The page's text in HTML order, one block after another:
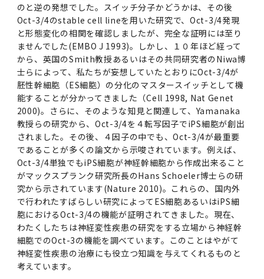
役員会
経営協議会
教育研究評議会
学長選考・監察会議
キャンパスライフ編
留学制度編
多職種連携教育編
学長×医学部学生懇談
学長×歯学部学生懇談
東京医科歯科大学の歴史
広報誌
広報誌トップ
広報誌「Bloom! 医科歯科大」
英語版広報誌「TMDU ANNUAL NEWS」
学内向け広報誌「TMDUニュース」
医歯大ひろば
大学案内 【受験生向け】（冊子）
写真で綴る 東京医科歯科大学
写真で綴る 東京医科歯科大学トップ
第1回『学びの地』
第2回『教育 講義・実習の軌跡』
第3回『知と癒しの匠の創造者たち』
クラウドファンディング実施プロジェクト一覧
概説
１．国立大学法人評価
２．大学認証評価
３．自己点検・評価
1-1．第４期中期目標・中期計画等について【6
年間】トップ
第１期 中期目標・中期計画等について
第２期 中期目標・中期計画等について
第３期中期目標・中期計画等について
1-2.年度計画・年度評価等について【第1期～
第3期】
1-2.年度計画・年度評価等について【第1期～
第3期】トップ
（第１期中期目標期間中）年度計画、年度評価
等について
（第２期中期目標期間中）年度計画・年度評価
等について
（第３期中期目標期間中）年度計画・年度評価
等について
2．認証評価
3．自己点検・評価
4．指定国立大学法人構想に関する進捗状況に
ついて
関連リンク先
四大学連合憲章等トップ
四大学連合憲章
「大学院学生の教育研究交流」に関する協定書
「大学院学生の教育研究交流」に関する実施細
目
「複合領域コース｣｢編入学｣及び｢複数学士号｣
に関する協定書
「複合領域コース」の履修者に係る「編入学」
及び「複数学士号」に関する実施細目
複合領域コース(四大学共通)
複合領域コース(四大学共通)トップ
複合領域コースについて
各複合領域コースの概要
編入学制度について（複数学士号）
複合領域コース（東京医科歯科大学）
三大学連合（外部サイト）
医療管理政策学（MMA）コース（東京医科歯科
大学）
情報公開制度
個人情報保護制度
統合報告書
法定公開情報
統計データ
土地・建物及び所在地／関係施設位置図
東京医科歯科大学規則集
その他の情報公開
男性職員の育児休業等取得推進宣言
ダイバーシティ
ダイバーシティトップ
東京医科歯科大学ダイバーシティ＆インクルー
ジョン推進宣言等
東京医科歯科大学ダイバーシティ＆インクルー
ジョン推進宣言等トップ
東京医科歯科大学ダイバーシティ＆インクルー
ジョン推進宣言／基本方針／アクション・プラ
ン
女性活躍推進法による一般事業主行動計画
ダイバーシティ・インクルージョン室
わくわく保育園（学内保育施設）
障がいのある学生のサポートについて
コンプライアンス・ハラスメント
コンプライアンス・ハラスメントトップ
ハラスメントへの対応について
公益通報について
これまでの学部入試変更点
医学部
歯学部
生体材料工学研究所
難治疾患研究所
国際交流サイト
研究情報サイト
研究テーマ検索システム
授業料・入学料・検定料
奨学金について
入学料・授業料の免除・徴収猶予について
アルバイトについて
学生寮について
アパート等の紹介
学生保険制度について
卒業後の進路データ
イベントトップ
オープンキャンパス
医学部医学科サマープログラム
歯学部サマープログラム
オンライン個別進学相談
地域特別枠推薦選抜説明会
入試説明会
キャンパス見学 ※現在は受け付けておりませ
ん
資料請求
合格発表
試験問題及び解答例等の公表
FAQ
医歯学総合研究科博士課程 国際連携専攻（ジ
ョイント・ディグリープログラム：JDP）
TOEFL-ITP試験結果（スコアレポート）の返
却について
大学院入学希望者向け入試説明会
学費・入学金・奨学金について
学費・入学金・奨学金についてトップ
奨学金について
入学料・授業料の免除・徴収猶予について
大学院医歯学総合研究科生体検査科学講座
研究テーマ検索システム
お問い合わせ
難治疾患研究所
大学院研究生
大学院保健衛生学研究科
Post-SPRING（MD）Program for the 2026
Academic Year by Eligible Students
(*Spring admission)
Call for Applications to Science Tokyo
SPRING（MD）Program for the 2025
Academic Year by Eligible Students
(*Autumn admission)
令和７年度（２０２５年度）総合知と癒しの次
世代フロントランナー育成プログラム（医歯学
系）「Science Tokyo SPRING (医歯学系)」
（旧TMDU卓越大学院生制度）対象学生（秋入
学対象）の募集について
Call for Applications to Science Tokyo
SPRING（MD）Program for the 2024
Academic Year by Eligible Students
ログラム 対象学生（TMDU-BOOST生）の募
集について
保健衛生学研究科科目等履修生について
授業料・入学料・検定料
入学料・授業料免除・徴収猶予について
(Admission & Tuition
Exemption/Deferment)
奨学金について
(Admission & Tuition
Exemption/Deferment)
入学料・授業料免除・徴収猶予について
(Admission & Tuition
Exemption/Deferment)トップ
【2026年4月入学者】入学料免除・徴収猶予申
請について（Admission Fee
Exemption&Admission Fee Deferment）
「修学支援に対する相談窓口」を設置しまし
た。
高等教育の修学支援制度
奨学金について
奨学金についてトップ
日本学生支援機構
財団法人・地方公共団体等奨学金
2025年度国立大学臨床検査学系博士後期課程
優秀賞募集について
日本学生支援機構
アルバイトについて
アパート等の紹介
学生保険制度について
国民年金について
学生相談窓口
ピアサポーター
証明書関係
証明書関係トップ
障がいのある学生サポート
就職・キャリア支援
就職・キャリア支援トップ
企業・官公庁・医療機関の皆様へ
在学生向け
在学生向けトップ
学校推薦・求人情報について
学内就職支援イベント
学外就職支援イベント
新型コロナウイルス感染症に伴うお知らせ
卒業後の進路及び卒業者数
サークル・学園祭
サークル・学園祭トップ
お茶の水祭
施設利用
施設利用トップ
保健管理センター
学生・女性支援センター
わくわく保育園
フィットネスルーム・売店
ボランティア
情報システム
台風等の自然災害や交通機関運休による休講措
置（湯島地区）Class Cancellation Measures
due to Natural Disasters, such as
Typhoons, and Transportation
Cancellation (for the Yushima area)
大学院保健衛生学研究科
保健衛生学科 【検査技術学専攻】
口腔保健学科【口腔保健衛生学専攻】
口腔保健学科【口腔保健工学専攻】
修士課程 医歯理工保健学専攻
修士課程 医歯理工保健学専攻【医療管理政策
学（MMA）コース】
博士課程 医歯学専攻
博士課程 生命理工医療科学専攻
大学院保健衛生学研究科トップ
博士課程看護先進科学専攻
博士課程共同災害看護学専攻
修士課程 医歯理工保健学専攻トップ
概要
分野構成
医歯学総合研究科修士課程履修要項（シラバ
ス）
修士課程 医歯理工保健学専攻【医療管理政策
学（MMA）コース】
修士課程 医歯理工保健学専攻 グローバルヘル
スリーダー養成 (MPH) コース
博士課程 医歯学専攻
博士課程 医歯学専攻トップ
概要
分野構成
医歯学総合研究科博士課程医歯学系専攻履修要
項（シラバス）
博士課程 国際連携専攻（ジョイント・ディグリ
ー・プログラム：JDP）
博士課程 生命理工医療科学専攻
博士課程 生命理工医療科学専攻トップ
概要
履修要項（大学院シラバス）
年報
研究科長挨拶
概要
組織
教育研究分野組織、指導教員研究内容
教育研究分野組織、指導教員研究内容トップ
看護先進科学専攻
履修要項（大学院シラバス）保健衛生学研究科
５大学災害看護コンソーシアム履修の手引き
統合教育機構学務企画課
設置計画履行状況報告書
ジョイントリサーチ講座・ジョイントリサーチ
部門一覧
生体材料工学研究所
難治疾患研究所
高等研究院
大学病院
大学病院トップ
医科（医系診療部門）
歯科（歯系診療部門）
スポーツサイエンス機構
M&Dデータ科学センター
統合教育機構
科研費電子申請システム(外部サイト)
研究助成金
AMED研究費の年間公募スケジュール(学内専
用)
GAPファンド等の公募
臨床研究審査委員会申請システム
実験計画書のWeb申請システム(学外利用時
VPN必要)
倫理審査手続きについて
各種実験手続き例(学内専用)
研究に必要な講習会等
ES細胞/iPS細胞を使用する実験(学内専用)
各種委員会関係(学内専用)
特定認定再生医療等委員会
機関リポジトリ
研究テーマ検索
research map
プレスリリース
青い鳥広場(学内専用)
若手研究者支援センター（YISC）
重点研究領域
統合研究機構・統合イノベーション推進機構
オープンイノベーションセンター
各種センター
高等研究院
取り組み・規制トップ
研究不正の防止
研究不正等の公表について
剽窃チェックツール(学内専用)
安全保障輸出管理(学内専用)
利益相反
臨床研究法における臨床研究の利益相反管理に
ついて
特定認定再生医療等委員会
事務部
事務部トップ
各種お問い合わせ先(事務部)
のと逆の発想でした。スイッチ分子かどうかは、その後
Oct-3/4のstable cell lineを用いた研究で、Oct-3/4発現
と形態変化の相関を確認しましたが、完全な証明には至り
ませんでした(EMBO J 1993)。しかし、１０年ほど経って
から、英国のSmith教授あるいはその共同研究者のNiwa博
士らによって、私たちが妄想していたとおりにOct-3/4が
胚性幹細胞（ES細胞）の分化のマスタースイッチとして機
能することが分かってきました（Cell 1998, Nat Genet
2000)。さらに、そのような知見と関連して、Yamanaka
教授らの研究から、Oct-3/4を４転写因子でiPS細胞が創出
されました。その後、４因子の中でも、Oct-3/4が最重要
であることが多くの論文から示唆されています。例えば、
Oct-3/4単独でもiPS細胞が神経幹細胞から作成出来ること
がマックスプランク研究所長のHans Schoeler博士らの研
究から示されています(Nature 2010)。これらの、国内外
で行われたすばらしい研究によってES細胞あるいはiPS細
胞におけるOct-3/4の機能が証明されてきました。現在、
わたくしたちは神経変性疾患の研究をする立場から神経幹
細胞でのOct-3の機能を調べています。このことはやがて
神経変性疾患の治療にも役立つ知識を与えてくれるものと
考えています。